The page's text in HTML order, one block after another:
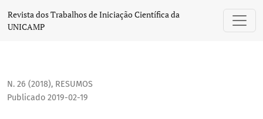
Super-resolution techniques in aerial images for remote
Revista dos Trabalhos de Iniciação Científica da
UNICAMP
N. 26 (2018), RESUMOS
Publicado 2019-02-19